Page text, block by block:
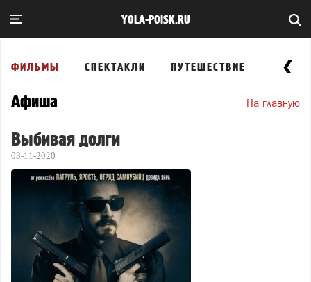
YOLA-POISK.RU
ФИЛЬМЫ СПЕКТАКЛИ ПУТЕШЕСТВИЕ
Афиша На главную
Выбивая долги
03-11-2020